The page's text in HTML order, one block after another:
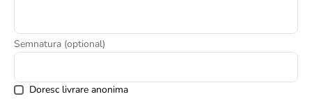
Semnatura (optional)
Doresc livrare anonima
10. crin